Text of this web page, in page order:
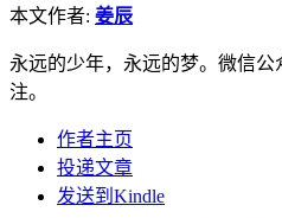
本文作者: 姜辰
永远的少年，永远的梦。微信
注。
作者主页
投递文章
发送到Kindle